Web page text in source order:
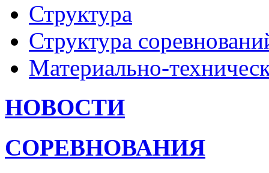
Структура
Структура
Материально-
НОВОСТИ
СОРЕВНОВАНИЯ